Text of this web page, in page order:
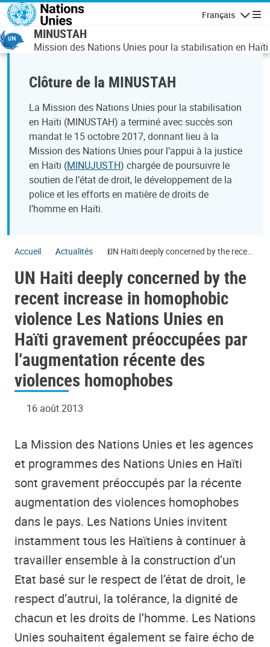
Aller au contenu principal
Français
MINUSTAH
Mission des Nations Unies pour la stabilisation en Haïti
Clôture de la MINUSTAH
La Mission des Nations Unies pour la stabilisation
en Haïti (MINUSTAH) a terminé avec succès son
mandat le 15 octobre 2017, donnant lieu à la
Mission des Nations Unies pour l’appui à la justice
en Haïti (MINUJUSTH) chargée de poursuivre le
soutien de l’état de droit, le développement de la
police et les efforts en matière de droits de
l’homme en Haïti.
Accueil Actualités
UN Haiti deeply concerned by the recent
Nations Unies en Haïti gravement
préoccupées par l’augmentation
récente des violences homophobes
UN Haiti deeply concerned by the
recent increase in homophobic
violence Les Nations Unies en
Haïti gravement préoccupées par
l’augmentation récente des
violences homophobes
16 août 2013
La Mission des Nations Unies et les agences
et programmes des Nations Unies en Haïti
sont gravement préoccupés par la récente
augmentation des violences homophobes
dans le pays. Les Nations Unies invitent
instamment tous les Haïtiens à continuer à
travailler ensemble à la construction d’un
Etat basé sur le respect de l’état de droit, le
respect d’autrui, la tolérance, la dignité de
chacun et les droits de l’homme. Les Nations
Unies souhaitent également se faire écho de